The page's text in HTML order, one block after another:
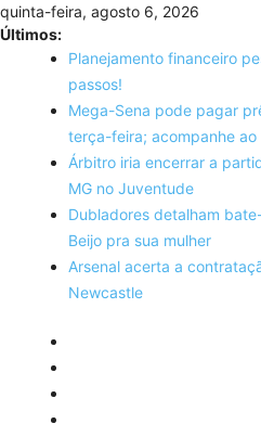
Skip
to
content
quinta-feira, agosto 6, 2026
Últimos:
Planejamento financeiro
passos!
Mega-Sena pode pagar
terça-feira; acompanhe ao
Árbitro iria encerrar a
MG no Juventude
Dubladores detalham
Beijo pra sua mulher
Arsenal acerta a
Newcastle